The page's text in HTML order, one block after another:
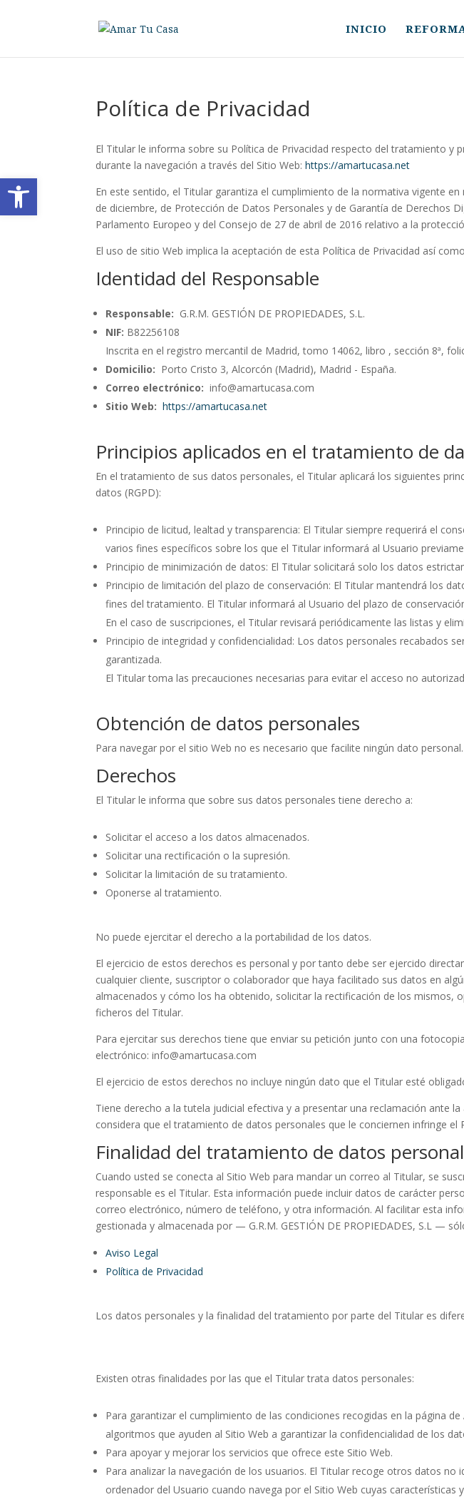
Abrir barra de herramientas
INICIO
Política de Privacidad
El Titular le informa sobre su Política de Privacidad respecto del tratamiento
durante la navegación a través del Sitio Web:https://amartucasa.net
En este sentido, el Titular garantiza el cumplimiento de la normativa vigente
de diciembre, de Protección de Datos Personales y de Garantía de Derechos
Parlamento Europeo y del Consejo de 27 de abril de 2016 relativo a la
El uso de sitio Web implica la aceptación de esta Política de Privacidad así
Identidad del Responsable
Responsable: G.R.M. GESTIÓN DE PROPIEDADES, S.L.
NIF: B82256108
Inscrita en el registro mercantil de Madrid, tomo 14062, libro , sección 8ª,
Domicilio: Porto Cristo 3, Alcorcón (Madrid), Madrid - España.
Correo electrónico: info@amartucasa.com
Sitio Web: https://amartucasa.net
Principios aplicados en el tratamiento de
En el tratamiento de sus datos personales, el Titular aplicará los siguientes
datos (RGPD):
Principio de licitud, lealtad y transparencia: El Titular siempre requerirá el
varios fines específicos sobre los que el Titular informará al Usuario
Principio de minimización de datos: El Titular solicitará solo los datos
Principio de limitación del plazo de conservación: El Titular mantendrá los
fines del tratamiento. El Titular informará al Usuario del plazo de
En el caso de suscripciones, el Titular revisará periódicamente las listas y
Principio de integridad y confidencialidad: Los datos personales recabados
garantizada.
El Titular toma las precauciones necesarias para evitar el acceso no
Obtención de datos personales
Para navegar por el sitio Web no es necesario que facilite ningún dato personal.
Derechos
El Titular le informa que sobre sus datos personales tiene derecho a:
Solicitar el acceso a los datos almacenados.
Solicitar una rectificación o la supresión.
Solicitar la limitación de su tratamiento.
Oponerse al tratamiento.
No puede ejercitar el derecho a la portabilidad de los datos.
El ejercicio de estos derechos es personal y por tanto debe ser ejercido
cualquier cliente, suscriptor o colaborador que haya facilitado sus datos en
almacenados y cómo los ha obtenido, solicitar la rectificación de los
ficheros del Titular.
Para ejercitar sus derechos tiene que enviar su petición junto con una
electrónico: info@amartucasa.com
El ejercicio de estos derechos no incluye ningún dato que el Titular esté
Tiene derecho a la tutela judicial efectiva y a presentar una reclamación ante
considera que el tratamiento de datos personales que le conciernen infringe el
Finalidad del tratamiento de datos
Cuando usted se conecta al Sitio Web para mandar un correo al Titular, se
responsable es el Titular. Esta información puede incluir datos de carácter
correo electrónico, número de teléfono, y otra información. Al facilitar esta
gestionada y almacenada por — G.R.M. GESTIÓN DE PROPIEDADES, S.L —
Aviso Legal
Política de Privacidad
Los datos personales y la finalidad del tratamiento por parte del Titular es
Existen otras finalidades por las que el Titular trata datos personales:
Para garantizar el cumplimiento de las condiciones recogidas en la página
algoritmos que ayuden al Sitio Web a garantizar la confidencialidad de los
Para apoyar y mejorar los servicios que ofrece este Sitio Web.
Para analizar la navegación de los usuarios. El Titular recoge otros datos
ordenador del Usuario cuando navega por el Sitio Web cuyas características